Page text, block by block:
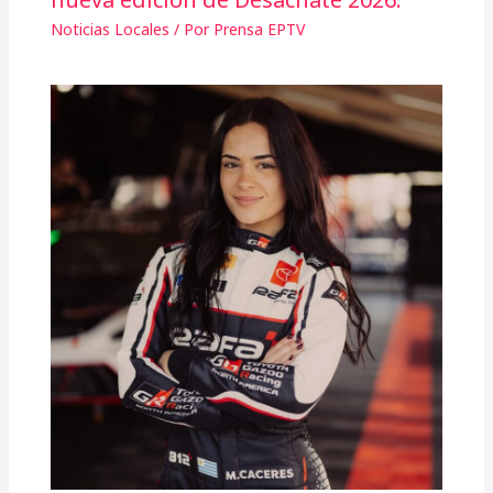
Noticias Locales / Por Prensa EPTV